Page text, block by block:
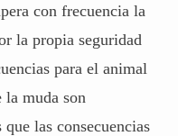
con frecuencia la
la propia seguridad
para el animal
la muda son
las consecuencias